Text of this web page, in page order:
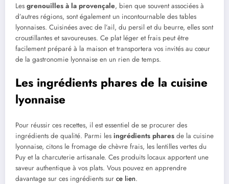
Les grenouilles à la provençale, bien que souvent associées à
d’autres régions, sont également un incontournable des tables
lyonnaises. Cuisinées avec de l’ail, du persil et du beurre, elles sont
croustillantes et savoureuses. Ce plat léger et frais peut être
facilement préparé à la maison et transportera vos invités au cœur
de la gastronomie lyonnaise en un rien de temps.
Les ingrédients phares de la cuisine
lyonnaise
Pour réussir ces recettes, il est essentiel de se procurer des
ingrédients de qualité. Parmi les ingrédients phares de la cuisine
lyonnaise, citons le fromage de chèvre frais, les lentilles vertes du
Puy et la charcuterie artisanale. Ces produits locaux apportent une
saveur authentique à vos plats. Vous pouvez en apprendre
davantage sur ces ingrédients sur ce lien.